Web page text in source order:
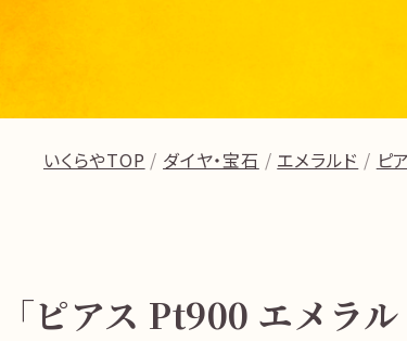
いくらやTOP ダイヤ・宝石 エメラルド ピ
「ピアス Pt900 エメ